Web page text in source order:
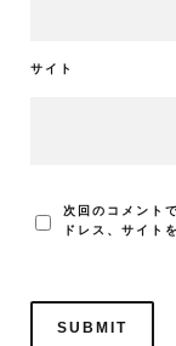
サイト
次回のコメント
ドレス、サイト